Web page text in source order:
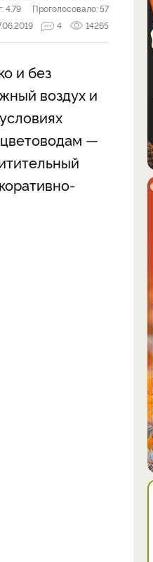
4.79 Проголосовало:57
4 14265
и без
воздух и
—